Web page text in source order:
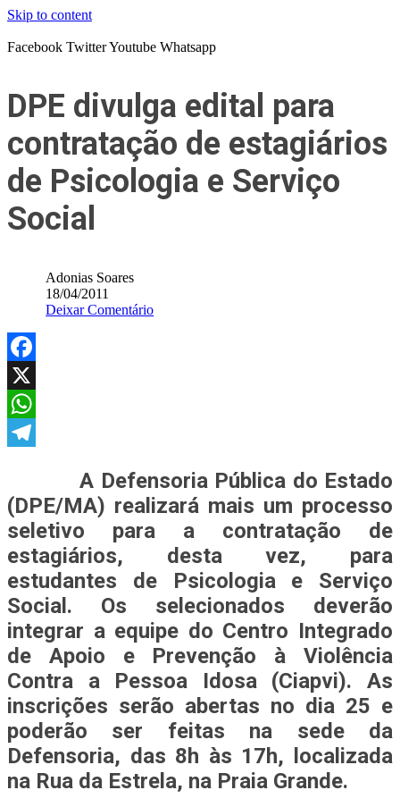
Skip to content
Facebook TwitterYoutube Whatsapp
DPE divulga edital para
contratação de estagiários
de Psicologia e Serviço
Social
Adonias Soares
18/04/2011
Deixar Comentário
Facebook
X
WhatsApp
A Defensoria Pública do Estado
(DPE/MA) realizará mais um processo
seletivo para a contratação de
estagiários, desta vez, para
estudantes de Psicologia e Serviço
Social. Os selecionados deverão
integrar a equipe do Centro Integrado
de Apoio e Prevenção à Violência
Contra a Pessoa Idosa (Ciapvi). As
inscrições serão abertas no dia 25 e
poderão ser feitas na sede da
Defensoria, das 8h às 17h, localizada
na Rua da Estrela, na Praia Grande.